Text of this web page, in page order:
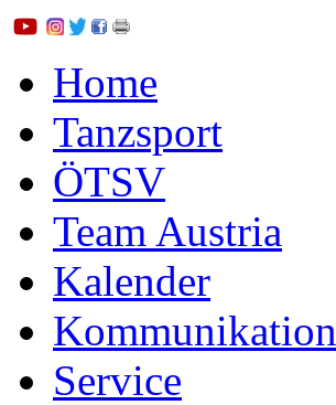
Home
Tanzsport
ÖTSV
Team Austria
Kalender
Kommunikation
Service